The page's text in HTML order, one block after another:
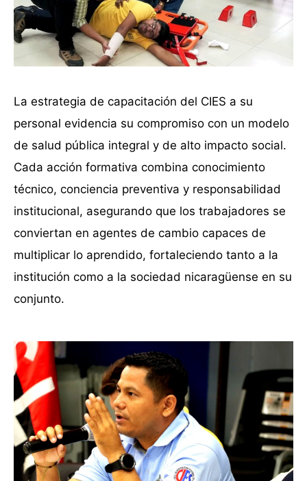
La estrategia de capacitación del CIES a su
personal evidencia su compromiso con un modelo
de salud pública integral y de alto impacto social.
Cada acción formativa combina conocimiento
técnico, conciencia preventiva y responsabilidad
institucional, asegurando que los trabajadores se
conviertan en agentes de cambio capaces de
multiplicar lo aprendido, fortaleciendo tanto a la
institución como a la sociedad nicaragüense en su
conjunto.